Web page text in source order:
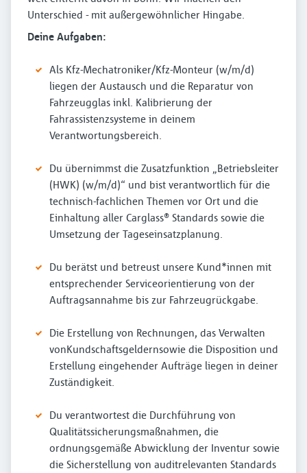
Unterschied - mit außergewöhnlicher Hingabe.
Deine Aufgaben:
Als Kfz-Mechatroniker/Kfz-Monteur (w/m/d)
liegen der Austausch und die Reparatur von
Fahrzeugglas inkl. Kalibrierung der
Fahrassistenzsysteme in deinem
Verantwortungsbereich.
Du übernimmst die Zusatzfunktion „Betriebsleiter
(HWK) (w/m/d)“ und bist verantwortlich für die
technisch-fachlichen Themen vor Ort und die
Einhaltung aller Carglass® Standards sowie die
Umsetzung der Tageseinsatzplanung.
Du berätst und betreust unsere Kund*innen mit
entsprechender Serviceorientierung von der
Auftragsannahme bis zur Fahrzeugrückgabe.
Die Erstellung von Rechnungen, das Verwalten
vonKundschaftsgeldernsowie die Disposition und
Erstellung eingehender Aufträge liegen in deiner
Zuständigkeit.
Du verantwortest die Durchführung von
Qualitätssicherungsmaßnahmen, die
ordnungsgemäße Abwicklung der Inventur sowie
die Sicherstellung von auditrelevanten Standards